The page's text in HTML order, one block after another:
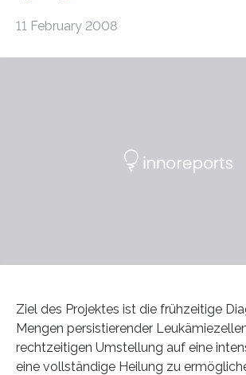
11 February 2008
Ziel des Projektes ist die frühzeitige
Mengen persistierender
rechtzeitigen Umstellung auf eine
eine vollständige Heilung zu